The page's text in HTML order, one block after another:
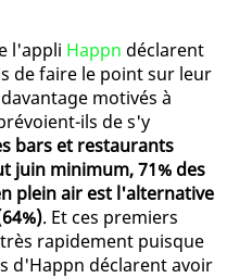
l'appli Happn déclarent
de faire le point sur leur
motivés à
ils de s'y
bars et restaurants
juin minimum, 71% des
plein air est l'alternative
. Et ces premiers
rapidement puisque
d'Happn déclarent avoir